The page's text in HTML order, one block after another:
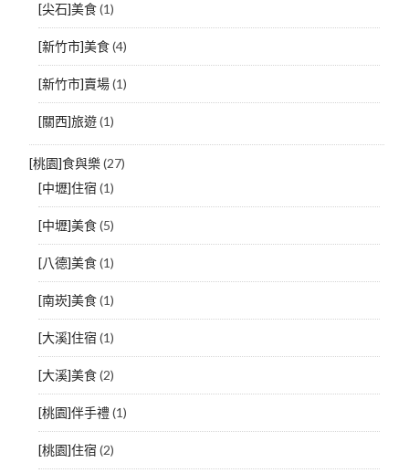
[尖石]美食(1)
[新竹市]美食(4)
[新竹市]賣場(1)
[關西]旅遊(1)
[桃園]食與樂(27)
[中壢]住宿 (1)
[中壢]美食(5)
[八德]美食(1)
[南崁]美食(1)
[大溪]住宿 (1)
[大溪]美食(2)
[桃園]伴手禮(1)
[桃園]住宿 (2)